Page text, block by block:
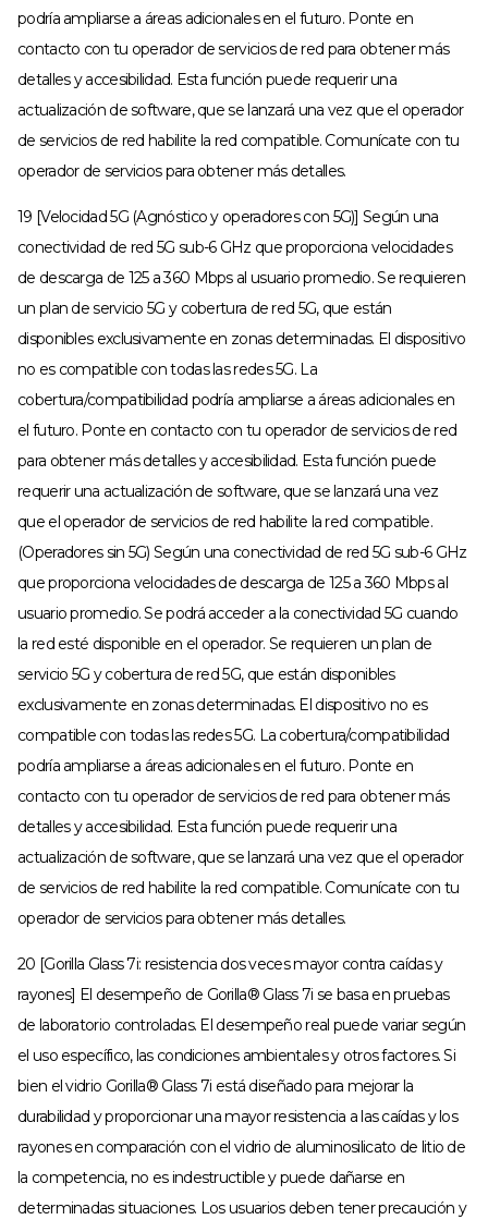
podría ampliarse a áreas adicionales en el futuro. Ponte en
contacto con tu operador de servicios de red para obtener más
detalles y accesibilidad. Esta función puede requerir una
actualización de software, que se lanzará una vez que el operador
de servicios de red habilite la red compatible. Comunícate con tu
operador de servicios para obtener más detalles.
19 [Velocidad 5G (Agnóstico y operadores con 5G)] Según una
conectividad de red 5G sub-6 GHz que proporciona velocidades
de descarga de 125 a 360 Mbps al usuario promedio. Se requieren
un plan de servicio 5G y cobertura de red 5G, que están
disponibles exclusivamente en zonas determinadas. El dispositivo
no es compatible con todas las redes 5G. La
cobertura/compatibilidad podría ampliarse a áreas adicionales en
el futuro. Ponte en contacto con tu operador de servicios de red
para obtener más detalles y accesibilidad. Esta función puede
requerir una actualización de software, que se lanzará una vez
que el operador de servicios de red habilite la red compatible.
(Operadores sin 5G) Según una conectividad de red 5G sub-6 GHz
que proporciona velocidades de descarga de 125 a 360 Mbps al
usuario promedio. Se podrá acceder a la conectividad 5G cuando
la red esté disponible en el operador. Se requieren un plan de
servicio 5G y cobertura de red 5G, que están disponibles
exclusivamente en zonas determinadas. El dispositivo no es
compatible con todas las redes 5G. La cobertura/compatibilidad
podría ampliarse a áreas adicionales en el futuro. Ponte en
contacto con tu operador de servicios de red para obtener más
detalles y accesibilidad. Esta función puede requerir una
actualización de software, que se lanzará una vez que el operador
de servicios de red habilite la red compatible. Comunícate con tu
operador de servicios para obtener más detalles.
20 [Gorilla Glass 7i: resistencia dos veces mayor contra caídas y
rayones] El desempeño de Gorilla® Glass 7i se basa en pruebas
de laboratorio controladas. El desempeño real puede variar según
el uso específico, las condiciones ambientales y otros factores. Si
bien el vidrio Gorilla® Glass 7i está diseñado para mejorar la
durabilidad y proporcionar una mayor resistencia a las caídas y los
rayones en comparación con el vidrio de aluminosilicato de litio de
la competencia, no es indestructible y puede dañarse en
determinadas situaciones. Los usuarios deben tener precaución y